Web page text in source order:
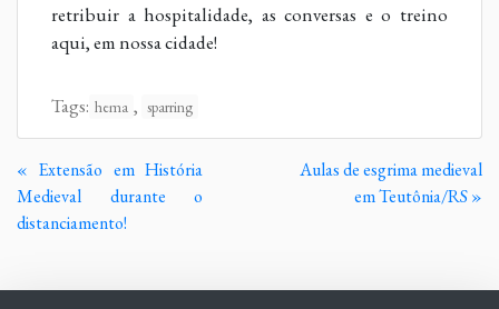
retribuir a hospitalidade, as conversas e o treino
aqui, em nossa cidade!
Tags: hema , sparring
Continue
Lendo
« Extensão em História
Medieval durante o
distanciamento!
Aulas de esgrima medieval
em Teutônia/RS »